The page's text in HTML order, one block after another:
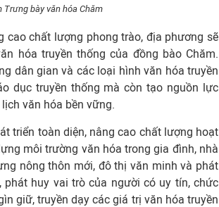
Trưng bày văn hóa Chăm
cao chất lượng phong trào, địa phương sẽ
hóa truyền thống của đồng bào Chăm.
dân gian và các loại hình văn hóa truyền
dục truyền thống mà còn tạo nguồn lực
văn hóa bền vững.
triển toàn diện, nâng cao chất lượng hoạt
môi trường văn hóa trong gia đình, nhà
nông thôn mới, đô thị văn minh và phát
huy vai trò của người có uy tín, chức
giữ, truyền dạy các giá trị văn hóa truyền